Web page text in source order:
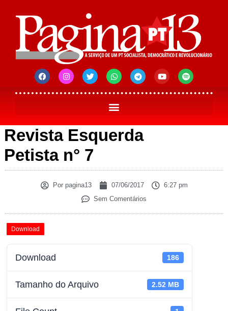
Revista Esquerda
Petista n° 7
Porpagina13 07/06/2017
6:27 pm
Sem Comentários
Download
Download 186
Tamanho do Arquivo 2.52 MB